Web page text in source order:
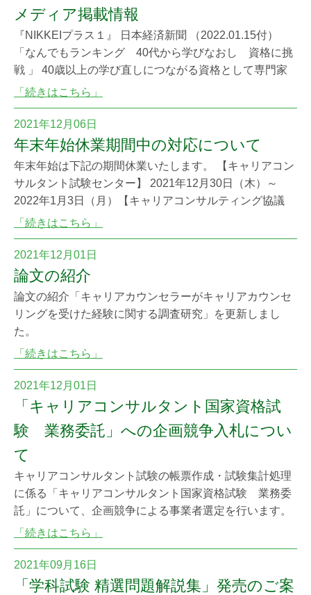
メディア掲載情報
『NIKKEIプラス１』 日本経済新聞 （2022.01.15付）
「なんでもランキング 40代から学びなおし 資格に挑
戦 」 40歳以上の学び直しにつながる資格として専門家
により選定された25種類のなかから、 キャリアコンサル
「続きはこちら」
2021年12月06日
年末年始休業期間中の対応について
年末年始は下記の期間休業いたします。 【キャリアコン
サルタント試験センター】 2021年12月30日（木）～
2022年1月3日（月）【キャリアコンサルティング協議
会】 2021年12月29日（水）～ 2022年1月4日（火）
できませんので、なるべく休業前に申請をお済ませくだ
さい。 キャリアコンサルタント試験センター電話：048-
「続きはこちら」
2021年12月01日
論文の紹介
論文の紹介「キャリアカウンセラーがキャリアカウンセ
リングを受けた経験に関する調査研究」を更新しまし
た。
「続きはこちら」
2021年12月01日
「キャリアコンサルタント国家資格試
験 業務委託」への企画競争入札につい
て
キャリアコンサルタント試験の帳票作成・試験集計処理
に係る「キャリアコンサルタント国家資格試験 業務委
託」について、企画競争による事業者選定を行います。
キャリアコンサルタント国家資格試験 業務委託 企
への参加意思を表明した事業者に対し、応募資格及び要
件について簡単なヒアリングを実施し、適合すると認め
「続きはこちら」
2021年09月16日
「学科試験 精選問題解説集」発売のご案